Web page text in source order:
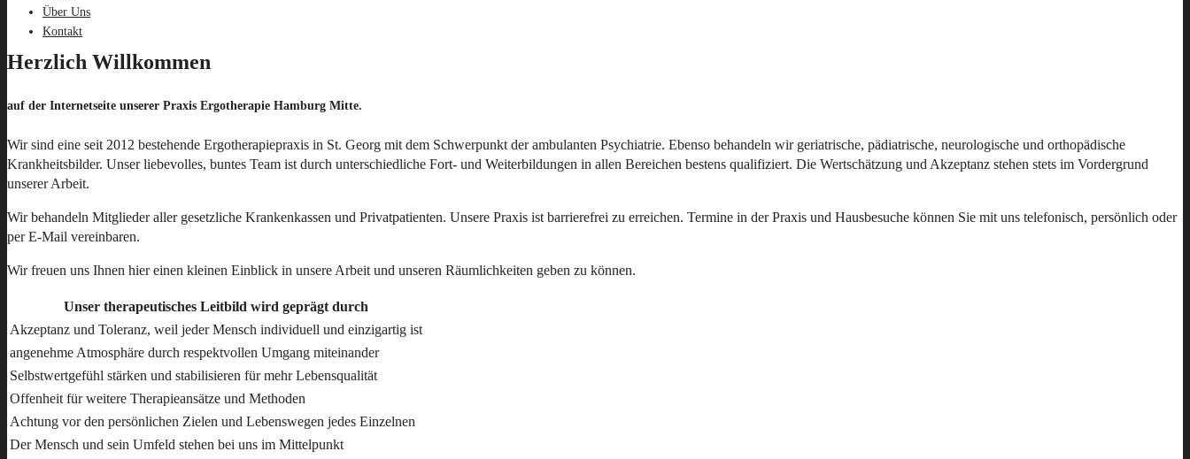
Über Uns
Kontakt
Herzlich Willkommen
auf der Internetseite unserer Praxis Ergotherapie Hamburg Mitte.
Wir sind eine seit 2012 bestehende Ergotherapiepraxis in St. Georg mit dem Schwerpunkt der ambulanten Psychiatrie. Ebenso behandeln wir geriatrische, pädiatrische, neurologische und orthopädische
Krankheitsbilder. Unser liebevolles, buntes Team ist durch unterschiedliche Fort- und Weiterbildungen in allen Bereichen bestens qualifiziert. Die Wertschätzung und Akzeptanz stehen stets im Vordergrund
unserer Arbeit.
Wir behandeln Mitglieder aller gesetzliche Krankenkassen und Privatpatienten. Unsere Praxis ist barrierefrei zu erreichen. Termine in der Praxis und Hausbesuche können Sie mit uns telefonisch, persönlich oder
per E-Mail vereinbaren.
Wir freuen uns Ihnen hier einen kleinen Einblick in unsere Arbeit und unseren Räumlichkeiten geben zu können.
Unser therapeutisches Leitbild wird geprägt durch
Akzeptanz und Toleranz, weil jeder Mensch individuell und einzigartig ist
angenehme Atmosphäre durch respektvollen Umgang miteinander
Selbstwertgefühl stärken und stabilisieren für mehr Lebensqualität
Offenheit für weitere Therapieansätze und Methoden
Achtung vor den persönlichen Zielen und Lebenswegen jedes Einzelnen
Der Mensch und sein Umfeld stehen bei uns im Mittelpunkt